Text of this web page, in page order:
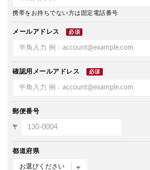
携帯をお持ちでない方は固定電話番号
メールアドレス 必須
確認用メールアドレス 必須
郵便番号
〒
都道府県